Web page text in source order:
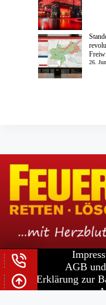
26.
AGB
Erklärung zur